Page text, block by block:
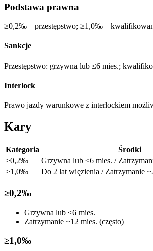
Podstawa prawna
≥0,2‰ – przestępstwo; ≥1,0‰ –
Sankcje
Przestępstwo: grzywna lub ≤6 mies.;
Interlock
Prawo jazdy warunkowe z interlockiem
Kary
Kategoria
Środki
≥0,2‰
Grzywna lub ≤6 mies. /
≥1,0‰
Do 2 lat więzienia / Zatrzymanie
≥0,2‰
Grzywna lub ≤6 mies.
Zatrzymanie ~12 mies. (często)
≥1,0‰